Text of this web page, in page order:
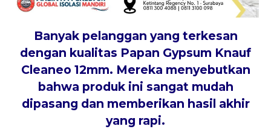
Banyak pelanggan yang terkesan
dengan kualitas Papan Gypsum Knauf
Cleaneo 12mm. Mereka menyebutkan
bahwa produk ini sangat mudah
dipasang dan memberikan hasil akhir
yang rapi.